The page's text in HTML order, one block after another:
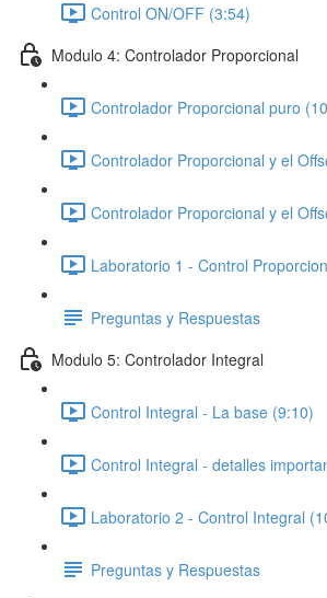
Control ON/OFF (3:54)
Modulo 4: Controlador Proporcional
Controlador Proporcional puro
Controlador Proporcional y el
Controlador Proporcional y el
Laboratorio 1 - Control
Preguntas y Respuestas
Modulo 5: Controlador Integral
Control Integral - La base (9:10)
Control Integral - detalles
Laboratorio 2 - Control Integral
Preguntas y Respuestas